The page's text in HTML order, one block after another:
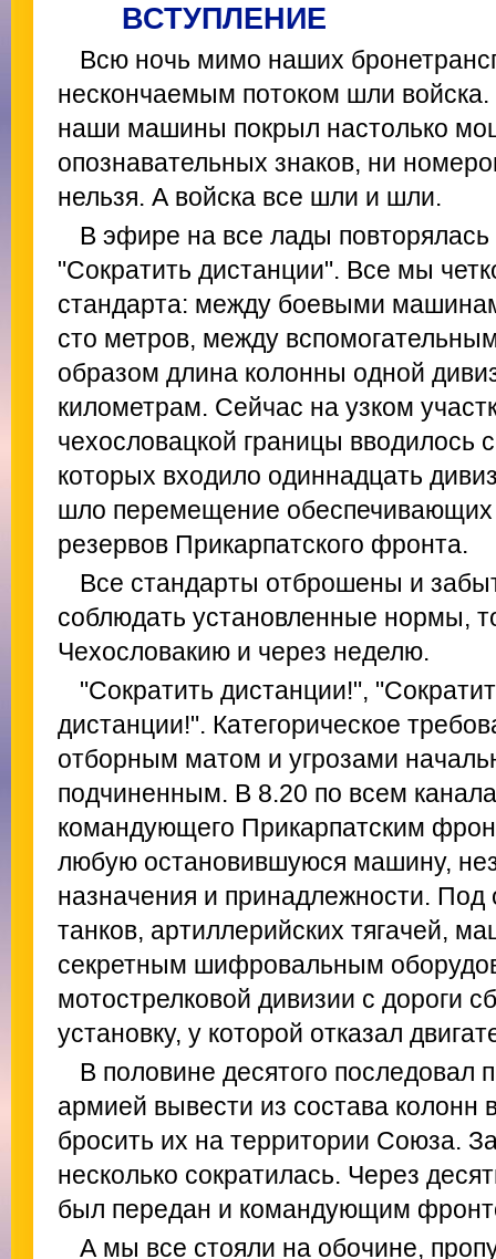
ВСТУПЛЕНИЕ
Всю ночь мимо наших
нескончаемым потоком шли войска.
наши машины покрыл настолько
опознавательных знаков, ни
нельзя. А войска все шли и шли.
В эфире на все лады
"Сократить дистанции". Все мы
стандарта: между боевыми
сто метров, между
образом длина колонны одной
километрам. Сейчас на узком
чехословацкой границы вводилось
которых входило одиннадцать
шло перемещение обеспечивающих
резервов Прикарпатского фронта.
Все стандарты отброшены и
соблюдать установленные нормы,
Чехословакию и через неделю.
"Сократить дистанции!",
дистанции!". Категорическое
отборным матом и угрозами
подчиненным. В 8.20 по всем
командующего Прикарпатским
любую остановившуюся машину,
назначения и принадлежности. Под
танков, артиллерийских тягачей,
секретным шифровальным
мотострелковой дивизии с дороги
установку, у которой отказал
В половине десятого последовал
армией вывести из состава
бросить их на территории Союза.
несколько сократилась. Через
был передан и командующим
А мы все стояли на обочине,